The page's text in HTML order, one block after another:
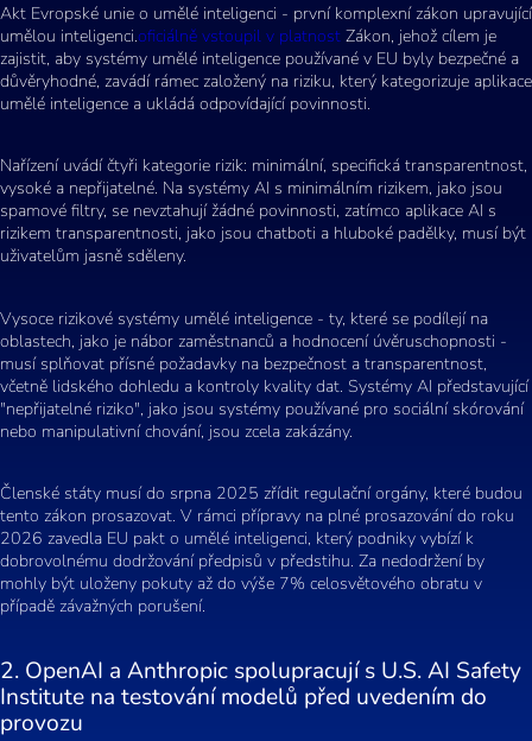
Akt Evropské unie o umělé inteligenci - první komplexní zákon upravující
umělou inteligenci.oficiálně vstoupil v platnost Zákon, jehož cílem je
zajistit, aby systémy umělé inteligence používané v EU byly bezpečné a
důvěryhodné, zavádí rámec založený na riziku, který kategorizuje aplikace
umělé inteligence a ukládá odpovídající povinnosti.
Nařízení uvádí čtyři kategorie rizik: minimální, specifická transparentnost,
vysoké a nepřijatelné. Na systémy AI s minimálním rizikem, jako jsou
spamové filtry, se nevztahují žádné povinnosti, zatímco aplikace AI s
rizikem transparentnosti, jako jsou chatboti a hluboké padělky, musí být
uživatelům jasně sděleny.
Vysoce rizikové systémy umělé inteligence - ty, které se podílejí na
oblastech, jako je nábor zaměstnanců a hodnocení úvěruschopnosti -
musí splňovat přísné požadavky na bezpečnost a transparentnost,
včetně lidského dohledu a kontroly kvality dat. Systémy AI představující
"nepřijatelné riziko", jako jsou systémy používané pro sociální skórování
nebo manipulativní chování, jsou zcela zakázány.
Členské státy musí do srpna 2025 zřídit regulační orgány, které budou
tento zákon prosazovat. V rámci přípravy na plné prosazování do roku
2026 zavedla EU pakt o umělé inteligenci, který podniky vybízí k
dobrovolnému dodržování předpisů v předstihu. Za nedodržení by
mohly být uloženy pokuty až do výše 7% celosvětového obratu v
případě závažných porušení.
2. OpenAI a Anthropic spolupracují s U.S. AI Safety
Institute na testování modelů před uvedením do
provozu